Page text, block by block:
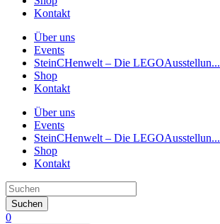
Kontakt
Über uns
Events
SteinCHenwelt – Die LEGOAusstellun...
Shop
Kontakt
Über uns
Events
SteinCHenwelt – Die LEGOAusstellun...
Shop
Kontakt
Suchen
0